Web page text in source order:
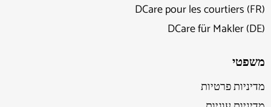
DCare pour les courtiers (FR)
DCare für Makler (DE)
משפטי
מדיניות פרטיות